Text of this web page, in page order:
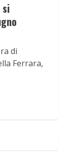
di
Ferrara,